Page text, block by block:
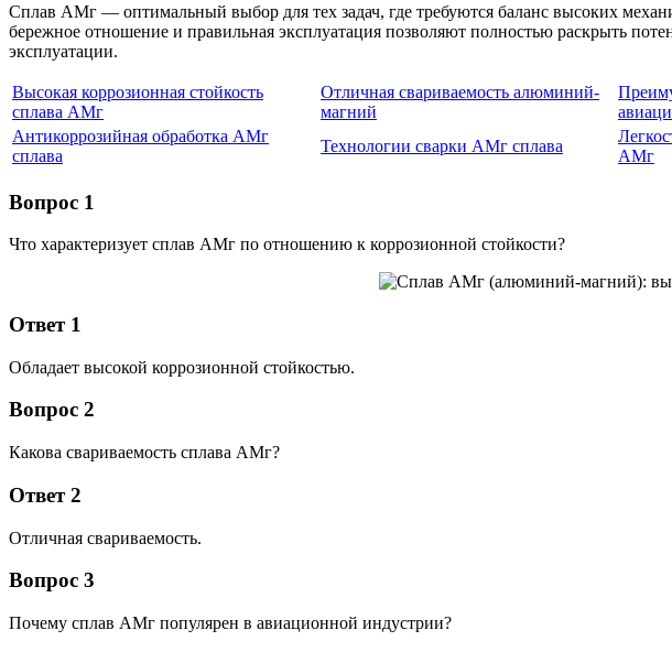
Сплав АМг — оптимальный выбор для тех задач, где требуются баланс высоких
бережное отношение и правильная эксплуатация позволяют полностью раскрыть
эксплуатации.
Высокая коррозионная стойкость
сплава АМг
Отличная свариваемость алюминий-
магний
Антикоррозийная обработка АМг
сплава
Технологии сварки АМг сплава
АМг
Вопрос 1
Что характеризует сплав АМг по отношению к коррозионной стойкости?
Ответ 1
Обладает высокой коррозионной стойкостью.
Вопрос 2
Какова свариваемость сплава АМг?
Ответ 2
Отличная свариваемость.
Вопрос 3
Почему сплав АМг популярен в авиационной индустрии?